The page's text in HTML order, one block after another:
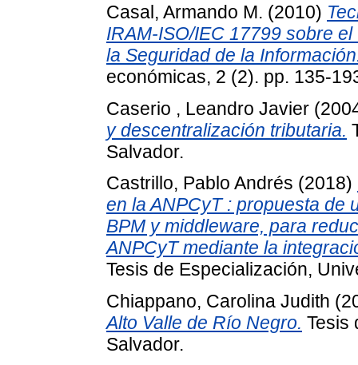
Casal, Armando M. (2010)
IRAM-ISO/IEC 17799 sobre
la Seguridad de la
económicas, 2 (2). pp. 135-
Caserio , Leandro Javier
y descentralización tributaria.
Salvador.
Castrillo, Pablo Andrés (2018)
en la ANPCyT : propuesta de
BPM y middleware, para
ANPCyT mediante la
Tesis de Especialización,
Chiappano, Carolina Judith
Alto Valle de Río Negro. Tesis
Salvador.